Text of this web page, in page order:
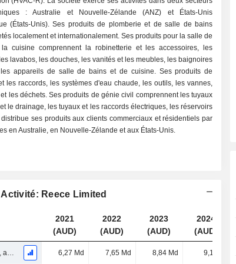
: Australie et Nouvelle-Zélande (ANZ) et États-Unis
(États-Unis). Ses produits de plomberie et de salle de bains
localement et internationalement. Ses produits pour la salle de
cuisine comprennent la robinetterie et les accessoires, les
lavabos, les douches, les vanités et les meubles, les baignoires
appareils de salle de bains et de cuisine. Ses produits de
les raccords, les systèmes d'eau chaude, les outils, les vannes,
les déchets. Ses produits de génie civil comprennent les tuyaux
le drainage, les tuyaux et les raccords électriques, les réservoirs
ses produits aux clients commerciaux et résidentiels par
en Australie, en Nouvelle-Zélande et aux États-Unis.
Reece Limited
2021
(AUD)
2022
(AUD)
2023
(AUD)
2024
(AUD)
Distributor of Plumbing, Waterworks, and HVAC-R 6,27 Md 7,65 Md 8,84 Md 9,1 Md